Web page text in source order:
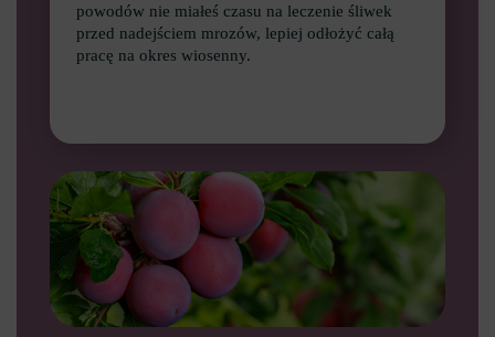
powodów nie miałeś czasu na leczenie śliwek
przed nadejściem mrozów, lepiej odłożyć całą
pracę na okres wiosenny.